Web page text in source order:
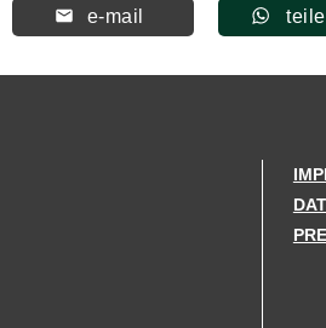
e-mail